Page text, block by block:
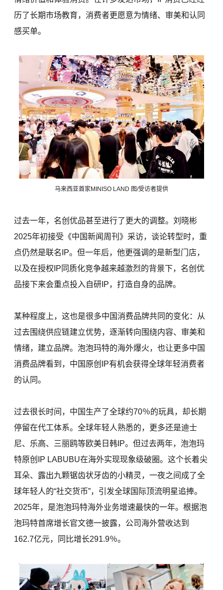
历了长期市场教育，消费者更愿意为情绪、审美和认同
感买单。
马来西亚首家MINISO LAND 图/受访者提供
过去一年，名创优品甚至进行了更大的调整。刘晓彬
2025年初接受《中国新闻周刊》采访，谈论转型时，重
点仍然是联名IP。但一年后，他更强调的是新型门店，
以及在授权IP同质化竞争越来越激烈的背景下，名创优
品接下来会重点投入自研IP，打造自身的品牌。
某种程度上，这也是很多中国消费品牌共同的变化：从
过去围绕供应链建立优势，逐渐转向围绕内容、审美和
情绪，建立品牌。泡泡玛特的海外爆火，也让更多中国
消费品牌看到，中国原创IP有机会获得全球年轻消费者
的认同。
过去很长时间，中国生产了全球约70％的玩具，却长期
停留在代工体系。全球年轻人熟悉的，更多还是迪士
尼、乐高、三丽鸥等欧美日韩IP。但过去两年，泡泡玛
特原创IP LABUBU在海外实现现象级破圈。这个长着尖
耳朵、露出九颗锯齿状牙齿的小精灵，一夜之间成了全
球年轻人的“社交货币”，引发全球国际顶流明星追捧。
2025年，是泡泡玛特海外业务增速最快的一年。根据泡
泡玛特首席增长官文德一披露，公司海外营收达到
162.7亿元，同比增长291.9％。